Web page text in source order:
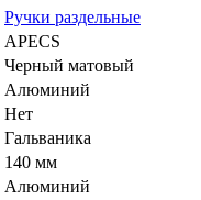
Ручки раздельные
APECS
Черный матовый
Алюминий
Нет
Гальваника
140 мм
Алюминий